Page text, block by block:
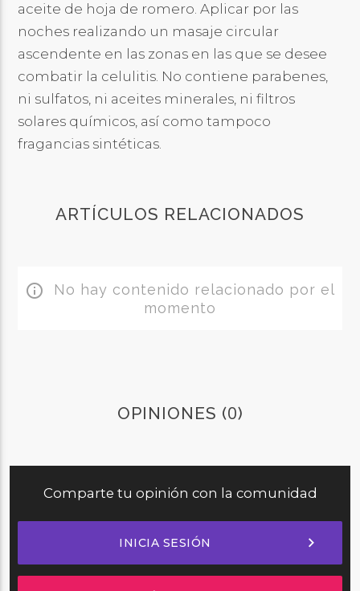
aceite de hoja de romero. Aplicar por las
noches realizando un masaje circular
ascendente en las zonas en las que se desee
combatir la celulitis. No contiene parabenes,
ni sulfatos, ni aceites minerales, ni filtros
solares químicos, así como tampoco
fragancias sintéticas.
ARTÍCULOS RELACIONADOS
info_outline No hay contenido relacionado por el
momento
OPINIONES (0)
Comparte tu opinión con la comunidad
INICIA SESIÓN chevron_right